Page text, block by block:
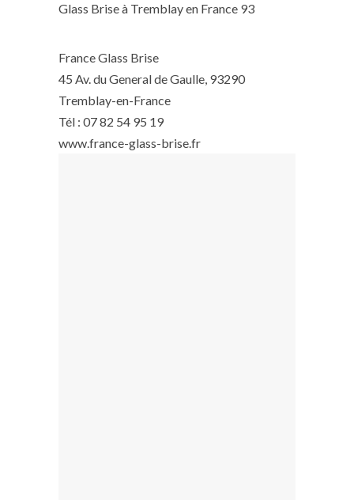
Glass Brise à Tremblay en France 93
France Glass Brise
45 Av. du General de Gaulle, 93290
Tremblay-en-France
Tél : 07 82 54 95 19
www.france-glass-brise.fr